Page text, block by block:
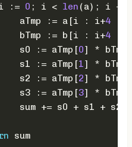
:= 0 ; i < len (a); i +=
		aTmp := a[i : i+
4
		bTmp := b[i : i+
4
		s0 := aTmp[
0] * bTmp[
		s1 := aTmp[
1] * bTmp[
		s2 := aTmp[
2] * bTmp[
		s3 := aTmp[
3] * bTmp[
sum += s0 + s1 + s2
sum